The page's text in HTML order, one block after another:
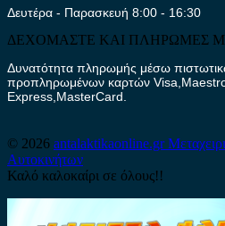
Δευτέρα - Παρασκευή 8:00 - 16:30
ΔΕΧΟΜΑΣΤΕ ΚΑΙ ΠΛΗΡΩΜΕΣ
Δυνατότητα πληρωμής μέσω
προπληρωμένων καρτών
Express,MasterCard.
© 2026 antalaktikaonline.gr
Αυτοκινήτων
Καλό καλοκαίρι σε όλους!!